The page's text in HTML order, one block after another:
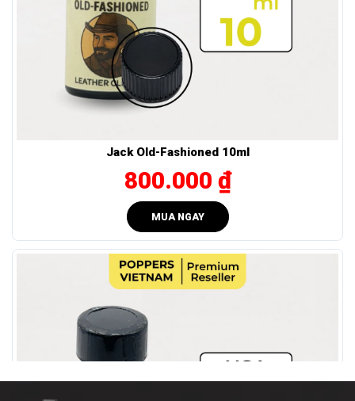
1.2 Thành phần chính và cơ chế hoạt động
Thành phần chính của Labyrinth Popper 10ml là Isobutyl
Nitrite (i-BuNO2), một hợp chất hóa học được nghiên cứu kỹ
lưỡng với khả năng tăng cường khoái cảm tình dục và
mang đến sự thăng hoa mạnh mẽ trong từng trải nghiệm.
Đặc biệt, sản phẩm không chứa bất kỳ chất gây hại cho mắt
hay những thành phần bị cấm tại Hoa Kỳ, đảm bảo an toàn
tuyệt đối cho người sử dụng.
Jack Old-Fashioned 10ml
800.000 ₫
MUA NGAY